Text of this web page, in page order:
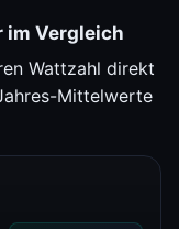
im Vergleich
Wattzahl direkt
Mittelwerte